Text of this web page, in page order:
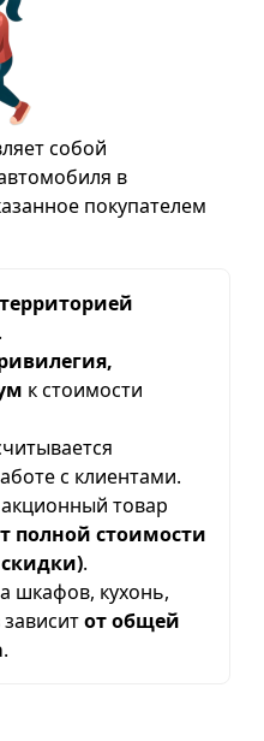
собой
в
покупателем
к стоимости
с клиентами.
товар
полной стоимости
скидки).
шкафов, кухонь,
от общей
.